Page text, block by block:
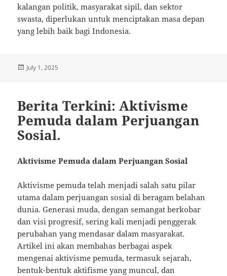
kalangan politik, masyarakat sipil, dan sektor
swasta, diperlukan untuk menciptakan masa depan
yang lebih baik bagi Indonesia.
Posted
July 1, 2025
Berita Terkini: Aktivisme
Pemuda dalam Perjuangan
Sosial.
Aktivisme Pemuda dalam Perjuangan Sosial
Aktivisme pemuda telah menjadi salah satu pilar
utama dalam perjuangan sosial di beragam belahan
dunia. Generasi muda, dengan semangat berkobar
dan visi progresif, sering kali menjadi penggerak
perubahan yang mendasar dalam masyarakat.
Artikel ini akan membahas berbagai aspek
mengenai aktivisme pemuda, termasuk sejarah,
bentuk-bentuk aktifisme yang muncul, dan